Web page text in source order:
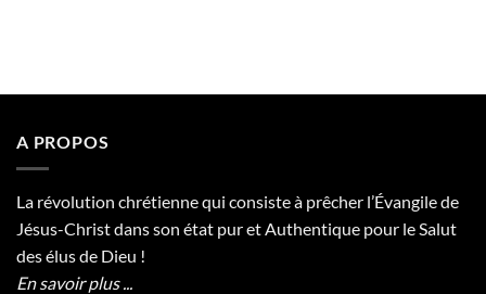
A PROPOS
La révolution chrétienne qui consiste à prêcher l’Évangile de
Jésus-Christ dans son état pur et Authentique pour le Salut
des élus de Dieu !
En savoir plus ...